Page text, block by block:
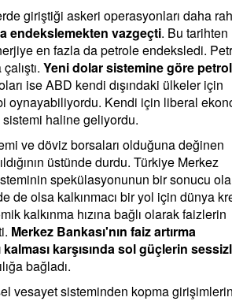
giriştiği askeri operasyonları daha
endekslemekten vazgeçti. Bu tarihten
en fazla da petrole endeksledi.
Yeni dolar sistemine göre petrol
ise ABD kendi dışındaki ülkeler için
oynayabiliyordu. Kendi için liberal
haline geliyordu.
ve döviz borsaları olduğuna değinen
üstünde durdu. Türkiye Merkez
spekülasyonunun bir sonucu
de olsa kalkınmacı bir yol için dünya
kalkınma hızına bağlı olarak faizlerin
Merkez Bankası'nın faiz artırma
karşısında sol güçlerin
bağladı.
vesayet sisteminden kopma